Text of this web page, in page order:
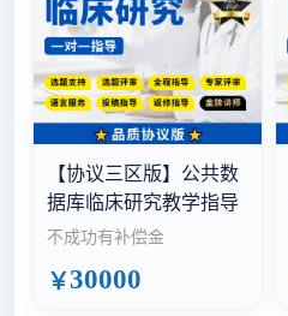
【协议三区版】公共数
据库临床研究教学指导
不成功有补偿金
￥30000